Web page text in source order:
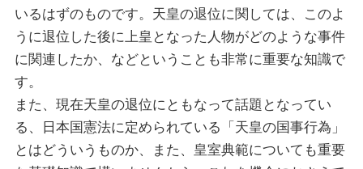
いるはずのものです。天皇の退位に関しては、このよ
うに退位した後に上皇となった人物がどのような事件
に関連したか、などということも非常に重要な知識で
す。
また、現在天皇の退位にともなって話題となってい
る、日本国憲法に定められている「天皇の国事行為」
とはどういうものか、また、皇室典範についても重要